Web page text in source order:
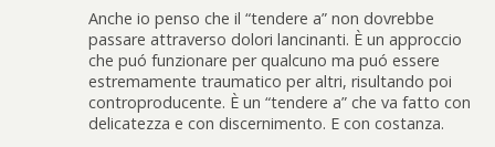
Anche io penso che il “tendere a” non dovrebbe
passare attraverso dolori lancinanti. È un approccio
che puó funzionare per qualcuno ma puó essere
estremamente traumatico per altri, risultando poi
controproducente. È un “tendere a” che va fatto con
delicatezza e con discernimento. E con costanza.